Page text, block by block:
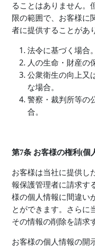
ることはありません。
限の範囲で、お客様に
者に提供することがあ
法令に基づく場合。
人の生命・財産の
公衆衛生の向上又
な場合。
警察・裁判所等の
合。
第7条 お客様の権利(個
お客様は当社に提供し
報保護管理者に請求す
様の個人情報に間違い
とができます。さらに
その情報の削除を請求
お客様の個人情報の開